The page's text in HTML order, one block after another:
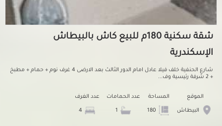
شقة سكنية 180م للبيع كاش بالبيطاش
الإسكندرية
شارع الحنفية خلف فيلا عادل امام الدور الثالث بعد الارضى 4 غرف نوم + حمام + مطبخ
+ 2 شرفة رئيسية وف...
الموقع
البيطاش
المساحة عدد الحمامات عدد الغرف